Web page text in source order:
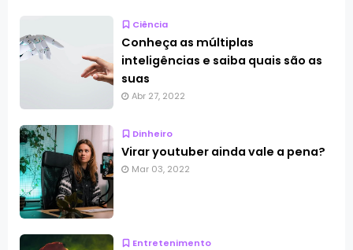
Ciência
Conheça as múltiplas
inteligências e saiba quais são as
suas
Abr 27, 2022
Dinheiro
Virar youtuber ainda vale a pena?
Mar 03, 2022
Entretenimento